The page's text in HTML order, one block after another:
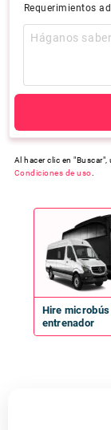
Requerimientos
Al hacer clic en
Condiciones de uso
Hire microbús
entrenador